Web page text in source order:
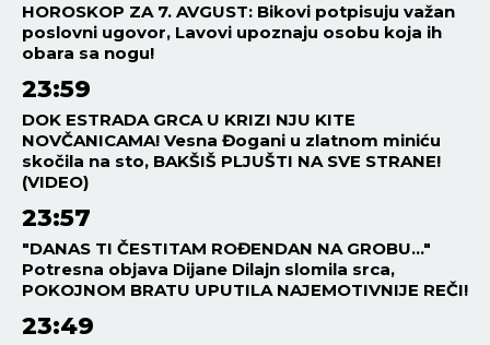
HOROSKOP ZA 7. AVGUST: Bikovi potpisuju važan
poslovni ugovor, Lavovi upoznaju osobu koja ih
obara sa nogu!
23:59
DOK ESTRADA GRCA U KRIZI NJU KITE
NOVČANICAMA! Vesna Đogani u zlatnom miniću
skočila na sto, BAKŠIŠ PLJUŠTI NA SVE STRANE!
(VIDEO)
23:57
"DANAS TI ČESTITAM ROĐENDAN NA GROBU..."
Potresna objava Dijane Dilajn slomila srca,
POKOJNOM BRATU UPUTILA NAJEMOTIVNIJE REČI!
23:49